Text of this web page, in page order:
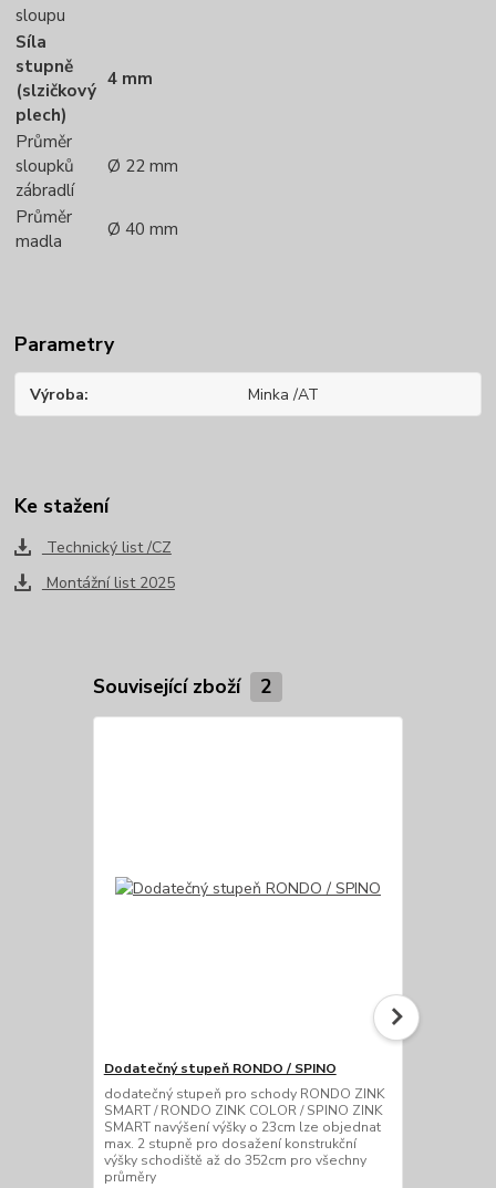
sloupu
Síla
stupně
(slzičkový
plech)
4 mm
Průměr
sloupků
zábradlí
Ø 22 mm
Průměr
madla
Ø 40 mm
Parametry
Výroba Minka /AT
Ke stažení
Technický list /CZ
Montážní list 2025
Související zboží 2
Dodatečný stupeň RONDO / SPINO
dodatečný stupeň pro schody RONDO ZINK
SMART / RONDO ZINK COLOR / SPINO ZINK
SMART navýšení výšky o 23cm lze objednat
max. 2 stupně pro dosažení konstrukční
výšky schodiště až do 352cm pro všechny
průměry